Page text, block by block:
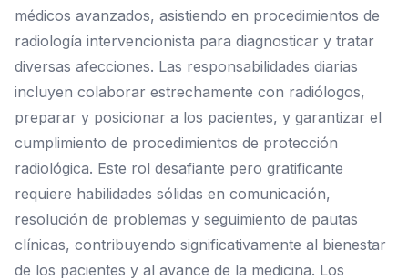
médicos avanzados, asistiendo en procedimientos de
radiología intervencionista para diagnosticar y tratar
diversas afecciones. Las responsabilidades diarias
incluyen colaborar estrechamente con radiólogos,
preparar y posicionar a los pacientes, y garantizar el
cumplimiento de procedimientos de protección
radiológica. Este rol desafiante pero gratificante
requiere habilidades sólidas en comunicación,
resolución de problemas y seguimiento de pautas
clínicas, contribuyendo significativamente al bienestar
de los pacientes y al avance de la medicina. Los